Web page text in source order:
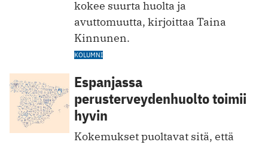
kokee suurta huolta ja
avuttomuutta, kirjoittaa Taina
Kinnunen.
KOLUMNI
Espanjassa
perusterveydenhuolto toimii
hyvin
Kokemukset puoltavat sitä, että